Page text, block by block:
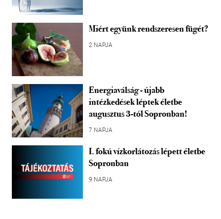
Miért együnk rendszeresen fügét?
2 NAPJA
Energiaválság - újabb
intézkedések léptek életbe
augusztus 3-tól Sopronban!
7 NAPJA
I. fokú vízkorlátozás lépett életbe
Sopronban
9 NAPJA